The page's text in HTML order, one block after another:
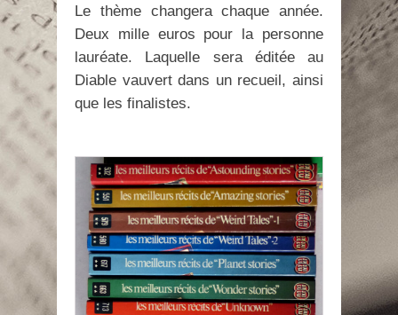
Le thème changera chaque année.
Deux mille euros pour la personne
lauréate. Laquelle sera éditée au
Diable vauvert dans un recueil, ainsi
que les finalistes.